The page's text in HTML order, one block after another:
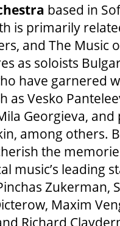
based in
is primarily
and The Music
as soloists
have garnered
Vesko
Georgieva,
among others.
the
music’s leading
Zukerman,
Maxim
Richard